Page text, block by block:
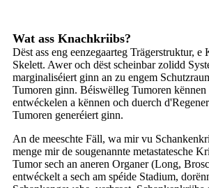
Wat ass Knachkriibs?
Dëst ass eng eenzegaarteg Trägerstruktur, e
Skelett. Awer och dëst scheinbar zolidd
marginaliséiert ginn an zu engem
Tumoren ginn. Béiswëlleg Tumoren kënnen
entwéckelen a kënnen och duerch
Tumoren generéiert ginn.
An de meeschte Fäll, wa mir vu
menge mir de sougenannte metastatesche
Tumor sech an aneren Organer (Long,
entwéckelt a sech am spéide Stadium,